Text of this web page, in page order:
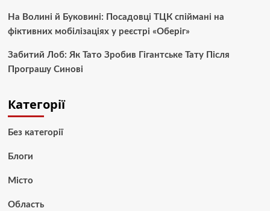
На Волині й Буковині: Посадовці ТЦК спіймані на
фіктивних мобілізаціях у реєстрі «Оберіг»
Забитий Лоб: Як Тато Зробив Гігантське Тату Після
Програшу Синові
Категорії
Без категорії
Блоги
Місто
Область